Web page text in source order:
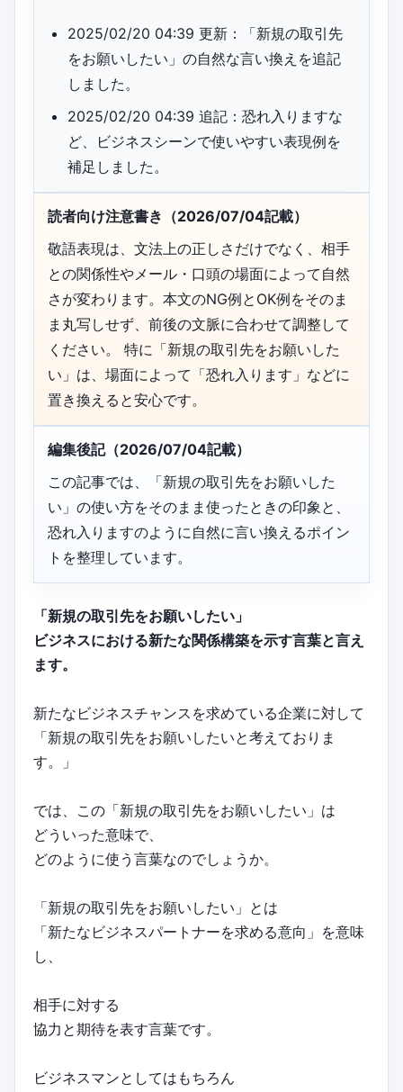
2025/02/20 04:39 更新：「新規の取引先
をお願いしたい」の自然な言い換えを追記
しました。
2025/02/20 04:39 追記：恐れ入りますな
ど、ビジネスシーンで使いやすい表現例を
補足しました。
読者向け注意書き（2026/07/04記載）
敬語表現は、文法上の正しさだけでなく、相手
との関係性やメール・口頭の場面によって自然
さが変わります。本文のNG例とOK例をそのま
ま丸写しせず、前後の文脈に合わせて調整して
ください。 特に「新規の取引先をお願いした
い」は、場面によって「恐れ入ります」などに
置き換えると安心です。
編集後記（2026/07/04記載）
この記事では、「新規の取引先をお願いした
い」の使い方をそのまま使ったときの印象と、
恐れ入りますのように自然に言い換えるポイン
トを整理しています。
「新規の取引先をお願いしたい」
ビジネスにおける新たな関係構築を示す言葉と言え
ます。
新たなビジネスチャンスを求めている企業に対して
「新規の取引先をお願いしたいと考えておりま
す。」
では、この「新規の取引先をお願いしたい」は
どういった意味で、
どのように使う言葉なのでしょうか。
「新規の取引先をお願いしたい」とは
「新たなビジネスパートナーを求める意向」を意味
し、
相手に対する
協力と期待を表す言葉です。
ビジネスマンとしてはもちろん